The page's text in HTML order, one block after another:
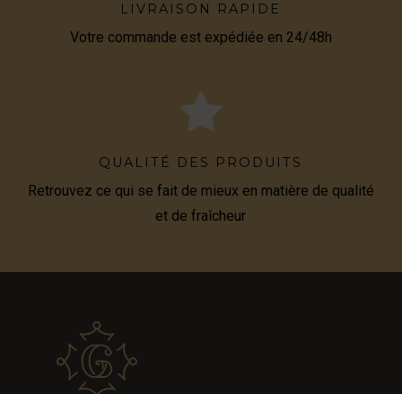
LIVRAISON RAPIDE
Votre commande est expédiée en 24/48h
QUALITÉ DES PRODUITS
Retrouvez ce qui se fait de mieux en matière de qualité
et de fraîcheur